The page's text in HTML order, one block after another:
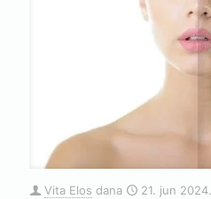
Vita Elos dana 21. jun 2024.